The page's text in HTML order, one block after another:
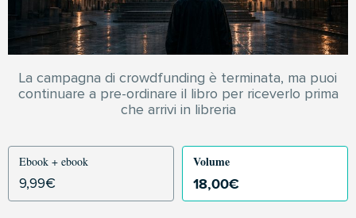
La campagna di crowdfunding è terminata, ma puoi
continuare a pre-ordinare il libro per riceverlo prima
che arrivi in libreria
Ebook + ebook
9,99€
Volume
18,00€